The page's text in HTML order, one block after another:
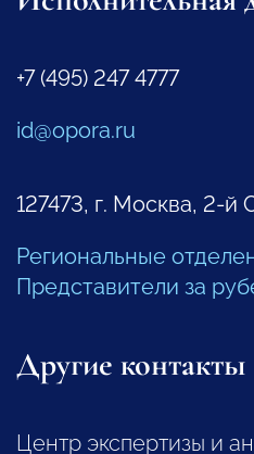
+7 (495) 247 4777
id@opora.ru
127473, г. Москва, 2-й
Региональные
Представители за
Другие контакты
Центр экспертизы и